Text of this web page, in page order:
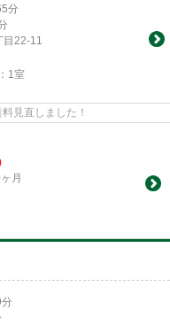
分
目22-11
1室
見直しました！
月
分